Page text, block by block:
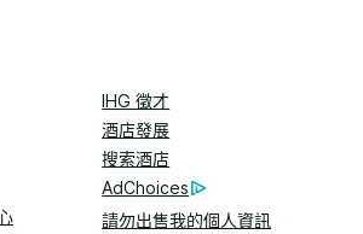
IHG 徵才
酒店發展
搜索酒店
AdChoices
請勿出售我的個人資訊